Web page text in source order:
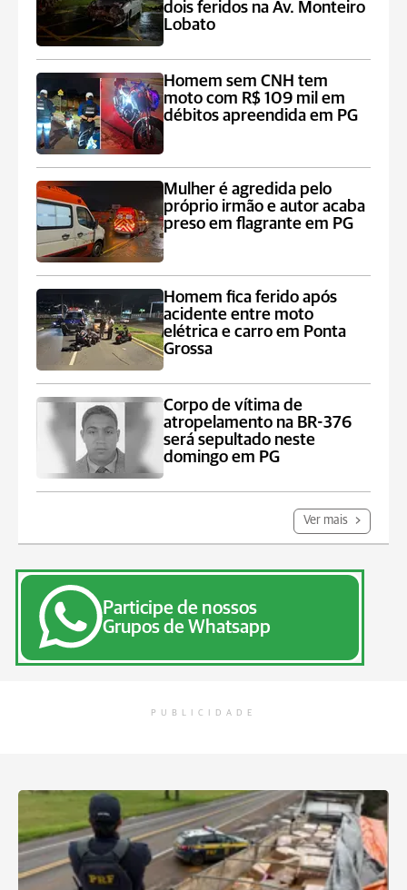
dois feridos na Av. Monteiro
Lobato
Homem sem CNH tem
moto com R$ 109 mil em
débitos apreendida em PG
Mulher é agredida pelo
próprio irmão e autor acaba
preso em flagrante em PG
Homem fica ferido após
acidente entre moto
elétrica e carro em Ponta
Grossa
Corpo de vítima de
atropelamento na BR-376
será sepultado neste
domingo em PG
Ver mais
Participe de nossos
Grupos de Whatsapp
PUBLICIDADE